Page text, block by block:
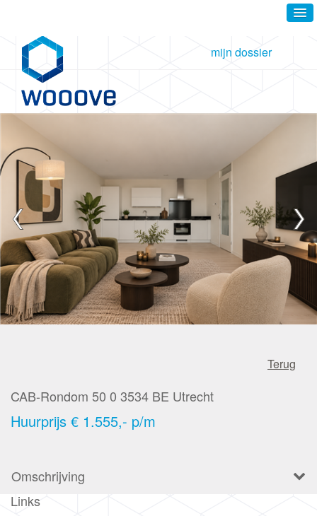
mijn dossier
Terug
CAB-Rondom 50 0 3534 BE Utrecht
Huurprijs € 1.555,- p/m
Omschrijving
Links